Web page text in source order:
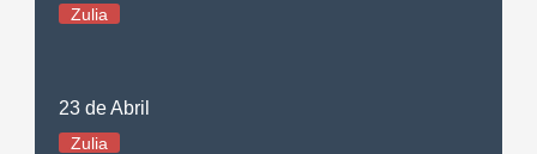
Zulia
23 de Abril
Zulia